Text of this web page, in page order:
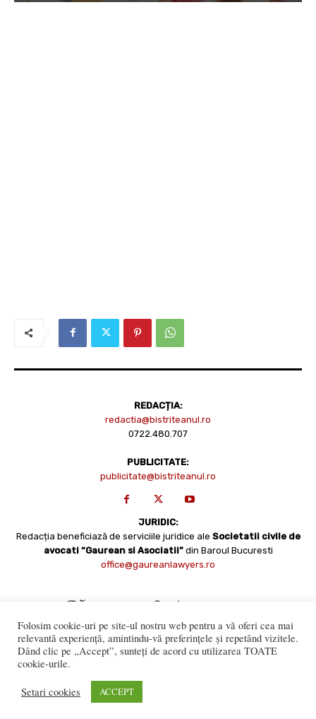
REDACȚIA:
redactia@bistriteanul.ro
0722.480.707
PUBLICITATE:
publicitate@bistriteanul.ro
JURIDIC:
Redacția beneficiază de serviciile juridice ale Societatii civile de
avocati “Gaurean si Asociatii” din Baroul Bucuresti
office@gaureanlawyers.ro
numai cu acordul expres al Bistriteanul.Ro. © Copyright 2008 -
Folosim cookie-uri pe site-ul nostru web pentru a vă oferi cea mai
relevantă experiență, amintindu-vă preferințele și repetând vizitele.
Dând clic pe „Accept”, sunteți de acord cu utilizarea TOATE
cookie-urile.
Setari cookies ACCEPT